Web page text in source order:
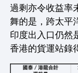
過剩亦令收益率
舞的是，跨太平
印度出入口仍然
香港的貨運站錄